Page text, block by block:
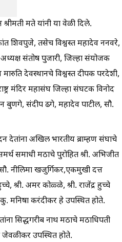
मते यांनी या वेळी दिले.
शिवपुजे, तसेच विश्वस्त महादेव ननवरे,
अध्यक्ष संतोष पुजारी, जिल्हा संयोजक
देवस्थानचे विश्वस्त दीपक परदेशी,
मंदिर महासंघ जिल्हा संघटक विनोद
बुणगे, संदीप ढगे, महादेव पाटील, सौ.
देतांना अखिल भारतीय ब्राम्हण संघाचे
समाधी मठाचे पुरोहित श्री. अभिजीत
नीलिमा खजुर्गिकर,एक‌मुखी दत्त
श्री. अमर कोळ्ळे, श्री. राजेंद्र हुच्चे
मनिषा करंदीकर हे उपस्थित होते.
सिद्धगरीब नाथ मठाचे मठाधिपती
जेवळीकर उपस्थित होते.